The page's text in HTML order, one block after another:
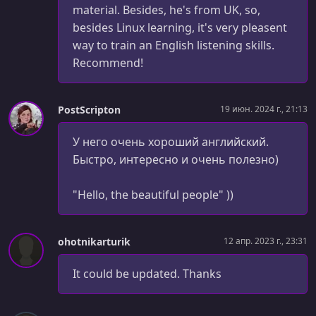
The Find Command - Part 1
The Find Command - Part 2
00:10:35
УРОК 34. 00:10:48
The Find Command - Part 4
00:07:49
00:12:55
УРОК 37. 00:10:51
Viewing Files - Part 2
material. Besides, he's from UK, so,
besides Linux learning, it's very pleasent
way to train an English listening skills.
Recommend!
PostScripton 19 июн. 2024 г., 21:13
У него очень хороший английский.
Быстро, интересно и очень полезно)
"Hello, the beautiful people" ))
ohotnikarturik 12 апр. 2023 г., 23:31
It could be updated. Thanks